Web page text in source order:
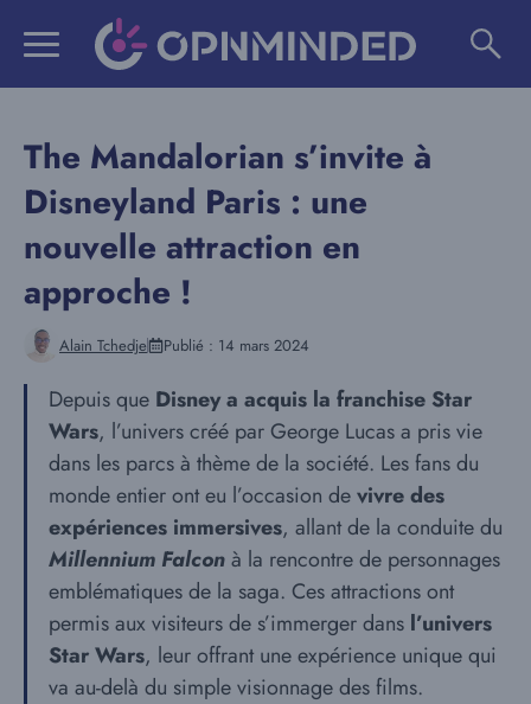
The Mandalorian s’invite à
Disneyland Paris : une
nouvelle attraction en
approche !
Alain Tchedje Publié : 14 mars 2024
Depuis que Disney a acquis la franchise Star
Wars, l’univers créé par George Lucas a pris vie
dans les parcs à thème de la société. Les fans du
monde entier ont eu l’occasion devivre des
expériences immersives, allant de la conduite du
Millennium Falconà la rencontre de personnages
emblématiques de la saga. Ces attractions ont
permis aux visiteurs de s’immerger dans l’univers
Star Wars, leur offrant une expérience unique qui
va au-delà du simple visionnage des films.